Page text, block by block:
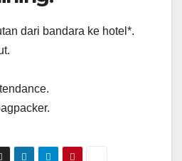
dari bandara ke hotel*.